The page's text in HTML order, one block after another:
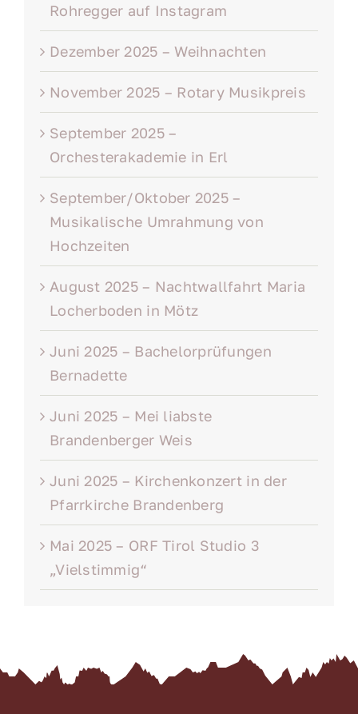
Rohregger auf Instagram
Dezember 2025 – Weihnachten
November 2025 – Rotary Musikpreis
September 2025 –
Orchesterakademie in Erl
September/Oktober 2025 –
Musikalische Umrahmung von
Hochzeiten
August 2025 – Nachtwallfahrt Maria
Locherboden in Mötz
Juni 2025 – Bachelorprüfungen
Bernadette
Juni 2025 – Mei liabste
Brandenberger Weis
Juni 2025 – Kirchenkonzert in der
Pfarrkirche Brandenberg
Mai 2025 – ORF Tirol Studio 3
„Vielstimmig“